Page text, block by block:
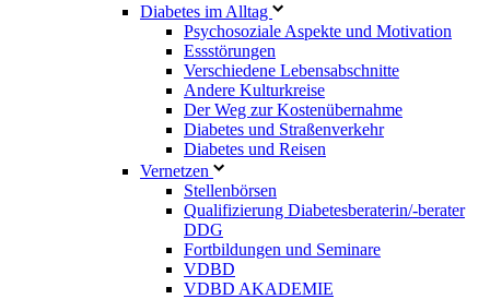
Diabetes im Alltag
Psychosoziale Aspekte und Motivation
Essstörungen
Verschiedene Lebensabschnitte
Andere Kulturkreise
Der Weg zur Kostenübernahme
Diabetes und Straßenverkehr
Diabetes und Reisen
Vernetzen
Stellenbörsen
Qualifizierung Diabetesberaterin/­-berater
DDG
Fortbildungen und Seminare
VDBD
VDBD AKADEMIE